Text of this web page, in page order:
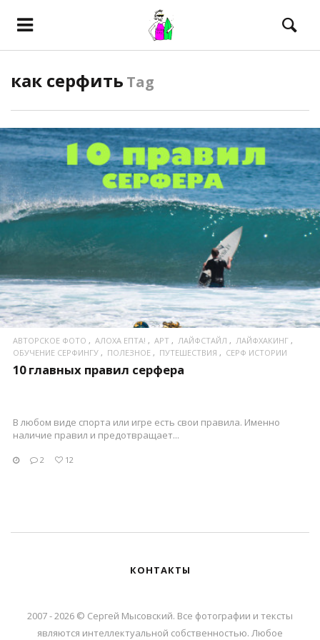
как серфить Tag
АВТОРСКОЕ ФОТО АЛОХА ЕПТА! АРТ ЛАЙФСТАЙЛ
ЛАЙФХАКИНГ
ОБУЧЕНИЕ СЕРФИНГУ
ПОЛЕЗНОЕ ПУТЕШЕСТВИЯ СЕРФ ИСТОРИИ
10 главных правил серфера
В любом виде спорта или игре есть свои правила. Именно
наличие правил и предотвращает...
2 12
КОНТАКТЫ
2007 - 2026 © Сергей Мысовский. Все фотографии и тексты
являются интеллектуальной собственностью. Любое